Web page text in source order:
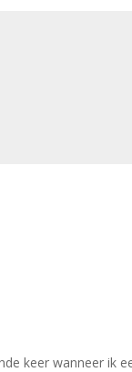
keer wanneer ik